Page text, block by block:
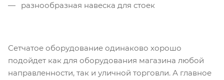
разнообразная навеска для стоек
Сетчатое оборудование одинаково хорошо
подойдет как для оборудования магазина любой
направленности, так и уличной торговли. А главное